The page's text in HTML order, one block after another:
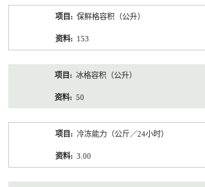
保鲜格容积（公升）
153
冰格容积（公升）
50
冷冻能力（公斤／24小时）
3.00